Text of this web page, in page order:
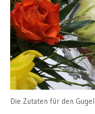
Die Zutaten für den